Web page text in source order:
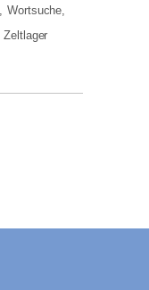
Wortsuche
Zeltlager